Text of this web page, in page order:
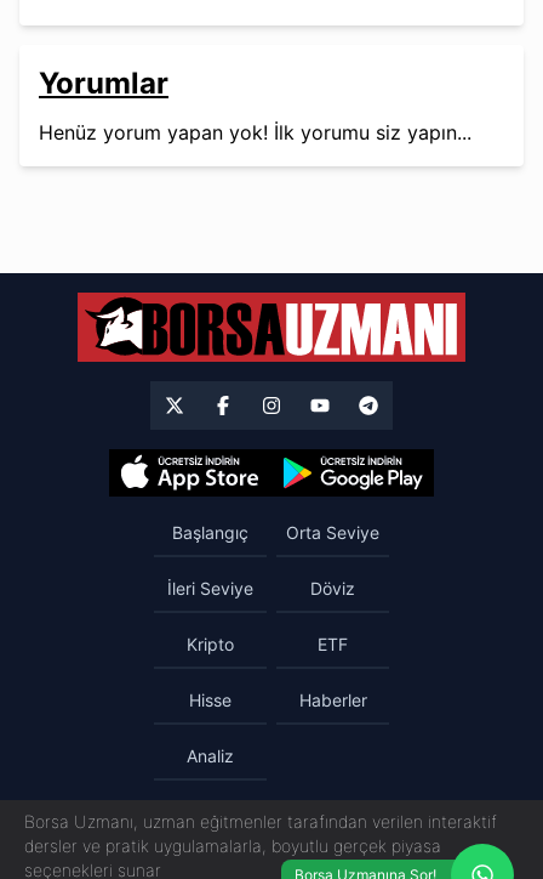
Yorumlar
Henüz yorum yapan yok! İlk yorumu siz yapın...
Başlangıç Orta Seviye
İleri Seviye Döviz
Kripto ETF
Hisse Haberler
Analiz
Borsa Uzmanı, uzman eğitmenler tarafından verilen interaktif
dersler ve pratik uygulamalarla, boyutlu gerçek piyasa
seçenekleri sunar
Borsa Uzmanına Sor!